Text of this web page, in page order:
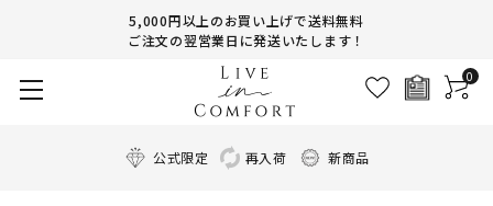
5,000円以上のお買い上げで送料無料
ご注文の翌営業日に発送いたします！
0
公式限定 再入荷 新商品